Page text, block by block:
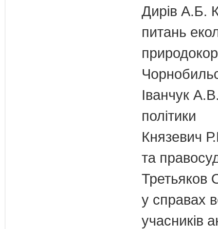
Дирів А.Б.
питань
Іванчук
політики
Князевич
та
Третьяков
у справах
учасників